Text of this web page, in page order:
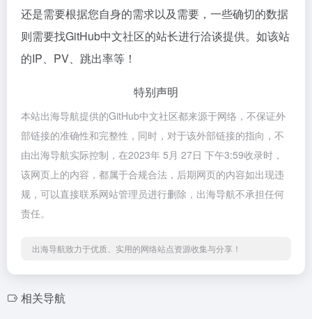
还是需要根据您自身的需求以及需要，一些确切的数据
则需要找GitHub中文社区的站长进行洽谈提供。如该站
的IP、PV、跳出率等！
特别声明
本站出海导航提供的GitHub中文社区都来源于网络，不保证外
部链接的准确性和完整性，同时，对于该外部链接的指向，不
由出海导航实际控制，在2023年 5月 27日 下午3:59收录时，
该网页上的内容，都属于合规合法，后期网页的内容如出现违
规，可以直接联系网站管理员进行删除，出海导航不承担任何
责任。
出海导航致力于优质、实用的网络站点资源收集与分享！
相关导航